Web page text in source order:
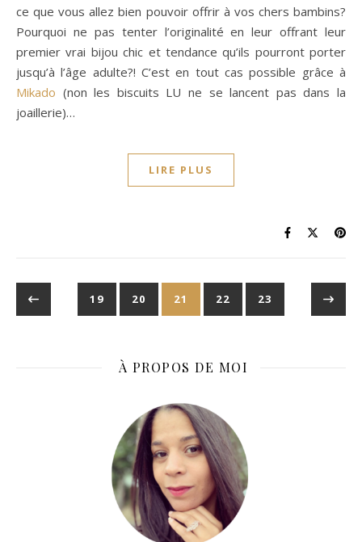
ce que vous allez bien pouvoir offrir à vos chers bambins?
Pourquoi ne pas tenter l’originalité en leur offrant leur
premier vrai bijou chic et tendance qu’ils pourront porter
jusqu’à l’âge adulte?! C’est en tout cas possible grâce à
Mikado (non les biscuits LU ne se lancent pas dans la
joaillerie)…
LIRE PLUS
19 20 21 22 23
À PROPOS DE MOI